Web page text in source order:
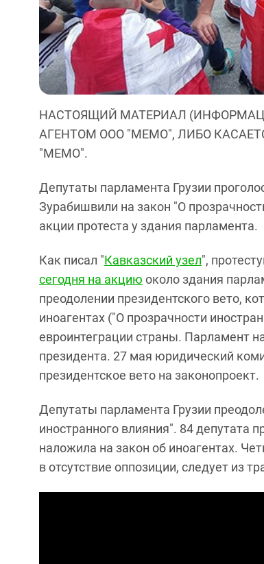
НАСТОЯЩИЙ МАТЕРИАЛ
АГЕНТОМ ООО "МЕМО", ЛИБО
"МЕМО".
Депутаты парламента Грузии
Зурабишвили на закон "О
акции протеста у здания парламента.
Как писал "Кавказский узел",
сегодня на акцию около здания
преодолении президентского вето,
иноагентах ("О прозрачности
евроинтеграции страны. Парламент
президента. 27 мая юридический
президентское вето на законопроект.
Депутаты парламента Грузии
иностранного влияния". 84 депутата
наложила на закон об иноагентах.
в отсутствие оппозиции, следует из